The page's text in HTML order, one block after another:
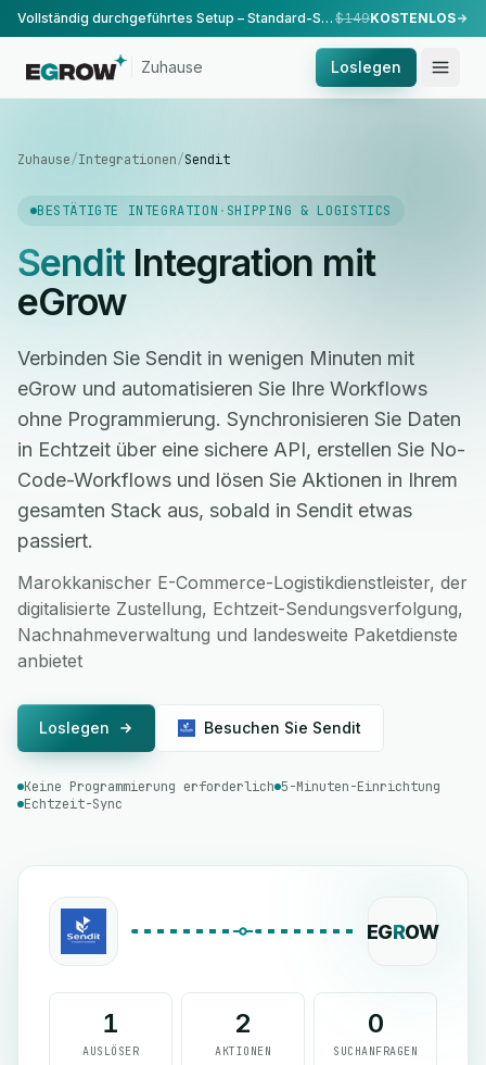
Vollständig durchgeführtes Setup – Standard-Setup, durchgeführt von unserem Team. $149KOSTENLOS
Zuhause Loslegen
Zuhause/Integrationen/Sendit
BESTÄTIGTE INTEGRATION · SHIPPING & LOGISTICS
SenditIntegration mit
eGrow
Verbinden Sie Sendit in wenigen Minuten mit
eGrow und automatisieren Sie Ihre Workflows
ohne Programmierung. Synchronisieren Sie Daten
in Echtzeit über eine sichere API, erstellen Sie No-
Code-Workflows und lösen Sie Aktionen in Ihrem
gesamten Stack aus, sobald in Sendit etwas
passiert.
Marokkanischer E-Commerce-Logistikdienstleister, der
digitalisierte Zustellung, Echtzeit-Sendungsverfolgung,
Nachnahmeverwaltung und landesweite Paketdienste
anbietet
Loslegen Besuchen Sie Sendit
Keine Programmierung erforderlich 5-Minuten-Einrichtung
Echtzeit-Sync
EGROW
1
AUSLÖSER
2
AKTIONEN
0
SUCHANFRAGEN